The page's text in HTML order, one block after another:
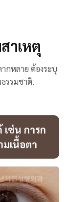
าเหตุ
กหลาย ต้องระบุ
รรมชาติ.
ช่น การก
มเนื้อตา